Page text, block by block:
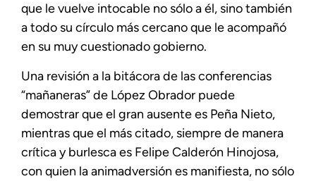
que le vuelve intocable no sólo a él, sino también
a todo su círculo más cercano que le acompañó
en su muy cuestionado gobierno.
Una revisión a la bitácora de las conferencias
“mañaneras” de López Obrador puede
demostrar que el gran ausente es Peña Nieto,
mientras que el más citado, siempre de manera
crítica y burlesca es Felipe Calderón Hinojosa,
con quien la animadversión es manifiesta, no sólo